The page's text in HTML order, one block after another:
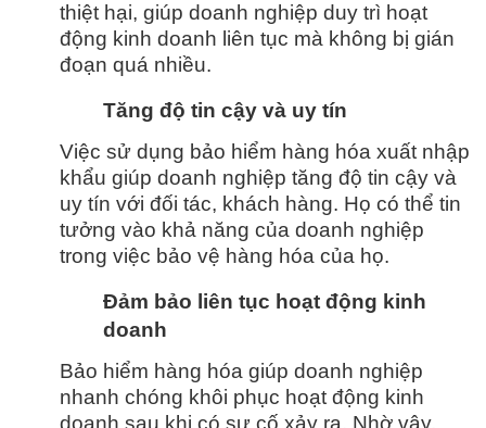
thiệt hại, giúp doanh nghiệp duy trì hoạt
động kinh doanh liên tục mà không bị gián
đoạn quá nhiều.
Tăng độ tin cậy và uy tín
Việc sử dụng bảo hiểm hàng hóa xuất nhập
khẩu giúp doanh nghiệp tăng độ tin cậy và
uy tín với đối tác, khách hàng. Họ có thể tin
tưởng vào khả năng của doanh nghiệp
trong việc bảo vệ hàng hóa của họ.
Đảm bảo liên tục hoạt động kinh
doanh
Bảo hiểm hàng hóa giúp doanh nghiệp
nhanh chóng khôi phục hoạt động kinh
doanh sau khi có sự cố xảy ra. Nhờ vậy,